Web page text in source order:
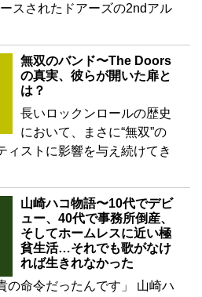
スされたドアーズの2ndアル
無双のバンド〜The Doors
の真実、彼らが開いた扉と
は？
長いロックンロールの歴史
において、まさに“無双”の
ィストに影響を与え続けてき
山崎ハコ物語〜10代でデビ
ュー、40代で事務所倒産、
そしてホームレスに近い極
貧生活…それでも歌がなけ
れば生きれなかった
の命令だったんです」 山崎ハ